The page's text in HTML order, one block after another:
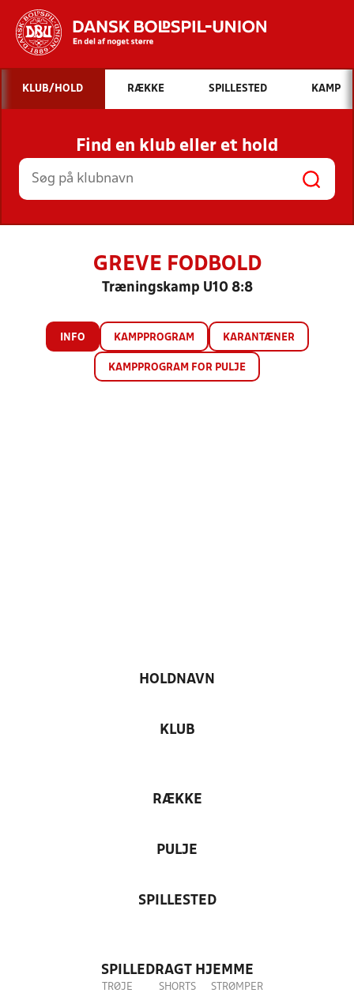
Hvad vil du søge efter?
INDHOLD OG NYHEDER
STILLINGER, RESULTATER, KLUBBER OG
HOLD
KLUB/HOLD RÆKKE SPILLESTED KAMP
Find en klub eller et hold
GREVE FODBOLD
Træningskamp U10 8:8
INFO KAMPPROGRAM KARANTÆNER
KAMPPROGRAM FOR PULJE
HOLDNAVN
KLUB
RÆKKE
PULJE
SPILLESTED
SPILLEDRAGT HJEMME
TRØJE SHORTS STRØMPER